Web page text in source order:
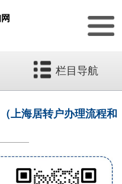
栏目导航
上海居转户办理流程和